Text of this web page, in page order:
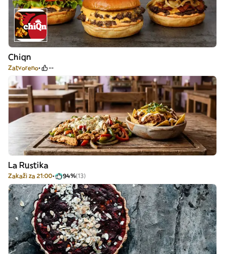
Chiqn
Zatvoreno --
La Rustika
Zakaži za 21:00 94%(13)